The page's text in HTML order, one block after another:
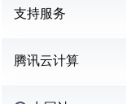
支持服务
腾讯云计算